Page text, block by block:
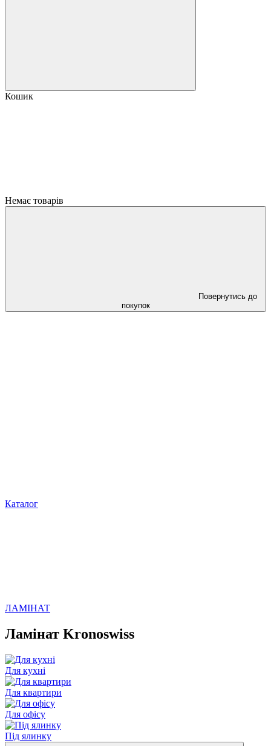
Кошик
Немає товарів
Повернутись до
покупок
Каталог
ЛАМІНАТ
Ламінат Kronoswiss
Для кухні
Для квартири
Для офісу
Під ялинку